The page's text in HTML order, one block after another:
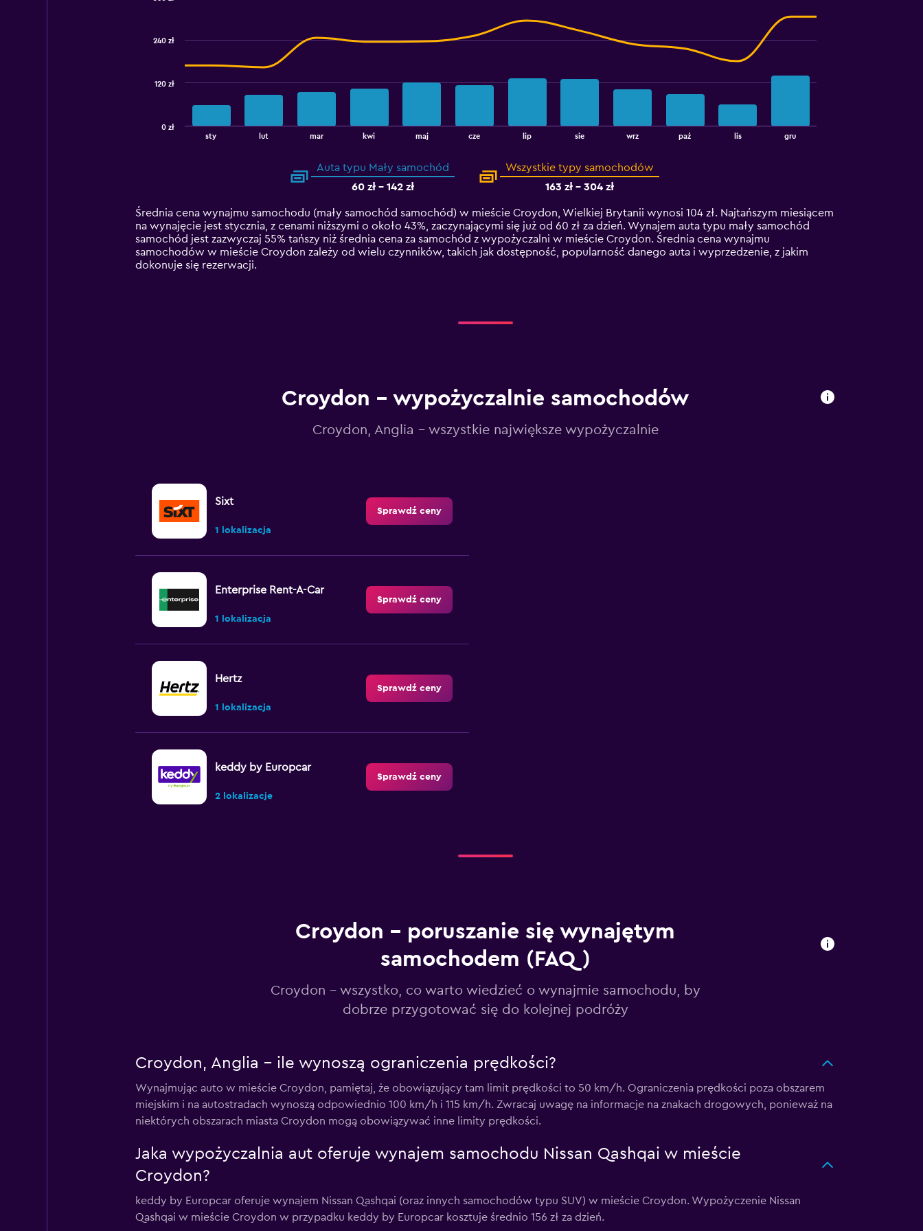
14
categories.
The
chart
has
sty lut mar kwi maj cze lip sie wrz paź lis gru
0 zł
120 zł
240 zł
Auta typu Mały samochód
60 zł - 142 zł
Wszystkie typy samochodów
163 zł - 304 zł
Średnia cena wynajmu samochodu (mały samochód samochód) w mieście Croydon, Wielkiej Brytanii wynosi 104 zł. Najtańszym miesiącem
na wynajęcie jest stycznia, z cenami niższymi o około 43%, zaczynającymi się już od 60 zł za dzień. Wynajem auta typu mały samochód
samochód jest zazwyczaj 55% tańszy niż średnia cena za samochód z wypożyczalni w mieście Croydon. Średnia cena wynajmu
samochodów w mieście Croydon zależy od wielu czynników, takich jak dostępność, popularność danego auta i wyprzedzenie, z jakim
dokonuje się rezerwacji.
Croydon – wypożyczalnie samochodów
Croydon, Anglia - wszystkie największe wypożyczalnie
Sixt
1 lokalizacja
Sprawdź ceny
Enterprise Rent-A-Car
1 lokalizacja
Sprawdź ceny
Hertz
1 lokalizacja
Sprawdź ceny
keddy by Europcar
2 lokalizacje
Sprawdź ceny
Sprawdź ceny
1 lokalizacja
Shouqi
1 lokalizacja
Croydon – poruszanie się wynajętym
samochodem (FAQ)
Croydon - wszystko, co warto wiedzieć o wynajmie samochodu, by
dobrze przygotować się do kolejnej podróży
Croydon, Anglia – ile wynoszą ograniczenia prędkości?
Wynajmując auto w mieście Croydon, pamiętaj, że obowiązujący tam limit prędkości to 50 km/h. Ograniczenia prędkości poza obszarem
miejskim i na autostradach wynoszą odpowiednio 100 km/h i 115 km/h. Zwracaj uwagę na informacje na znakach drogowych, ponieważ na
niektórych obszarach miasta Croydon mogą obowiązywać inne limity prędkości.
Jaka wypożyczalnia aut oferuje wynajem samochodu Nissan Qashqai w mieście
Croydon?
keddy by Europcar oferuje wynajem Nissan Qashqai (oraz innych samochodów typu SUV) w mieście Croydon. Wypożyczenie Nissan
Qashqai w mieście Croydon w przypadku keddy by Europcar kosztuje średnio 156 zł za dzień.